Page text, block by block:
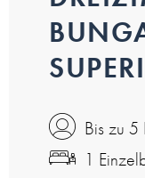
Bis zu 5
1